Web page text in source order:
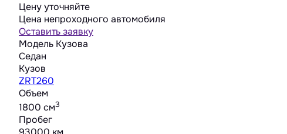
Цену уточняйте
Цена непроходного автомобиля
Оставить заявку
Модель Кузова
Седан
Кузов
ZRT260
Объем
1800 cм3
Пробег